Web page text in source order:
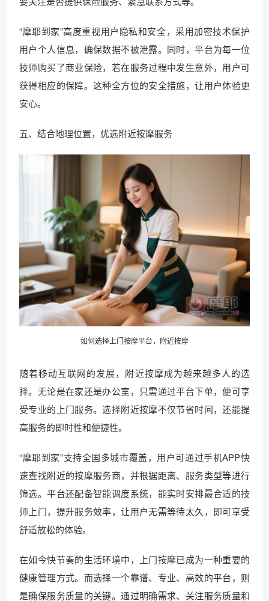
“摩耶到家”高度重视用户隐私和安全，采用加密技术保护
用户个人信息，确保数据不被泄露。同时，平台为每一位
技师购买了商业保险，若在服务过程中发生意外，用户可
获得相应的保障。这种全方位的安全措施，让用户体验更
安心。
五、结合地理位置，优选附近按摩服务
如何选择上门按摩平台，附近按摩
随着移动互联网的发展，附近按摩成为越来越多人的选
择。无论是在家还是办公室，只需通过平台下单，便可享
受专业的上门服务。选择附近按摩不仅节省时间，还能提
高服务的即时性和便捷性。
“摩耶到家”支持全国多城市覆盖，用户可通过手机APP快
速查找附近的按摩服务商，并根据距离、服务类型等进行
筛选。平台还配备智能调度系统，能实时安排最合适的技
师上门，提升服务效率，让用户无需等待太久，即可享受
舒适放松的体验。
在如今快节奏的生活环境中，上门按摩已成为一种重要的
健康管理方式。而选择一个靠谱、专业、高效的平台，则
是确保服务质量的关键。通过明确需求、关注服务质量和